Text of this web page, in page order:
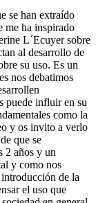
se han extraído
me ha inspirado
L´Ecuyer sobre
al desarrollo de
su uso. Es un
nos debatimos
puede influir en su
como la
y os invito a verlo
que se
2 años y un
y como nos
de la
el uso que